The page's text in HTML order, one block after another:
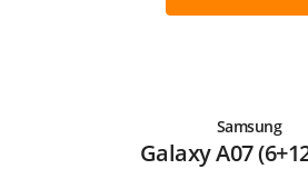
Samsung
Galaxy A07